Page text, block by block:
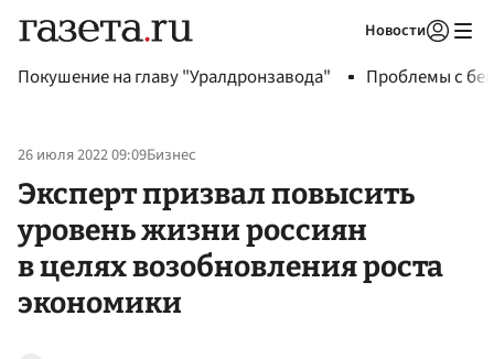
Новости
Покушение на главу "Уралдронзавода" Проблемы с
26 июля 2022 09:09Бизнес
Эксперт призвал повысить
уровень жизни россиян
в целях возобновления роста
экономики